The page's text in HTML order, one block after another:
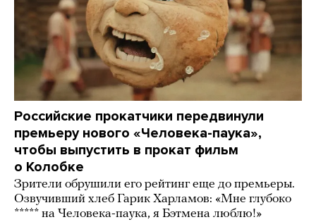
Российские прокатчики передвинули
премьеру нового «Человека-паука»,
чтобы выпустить в прокат фильм
о Колобке
Зрители обрушили его рейтинг еще до премьеры.
Озвучивший хлеб Гарик Харламов: «Мне глубоко
***** на Человека-паука, я Бэтмена люблю!»